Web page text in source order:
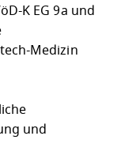
K EG 9a und
Medizin
und